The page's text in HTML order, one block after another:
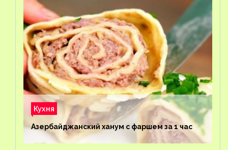
Кухня
Азербайджанский ханум с фаршем за 1 час